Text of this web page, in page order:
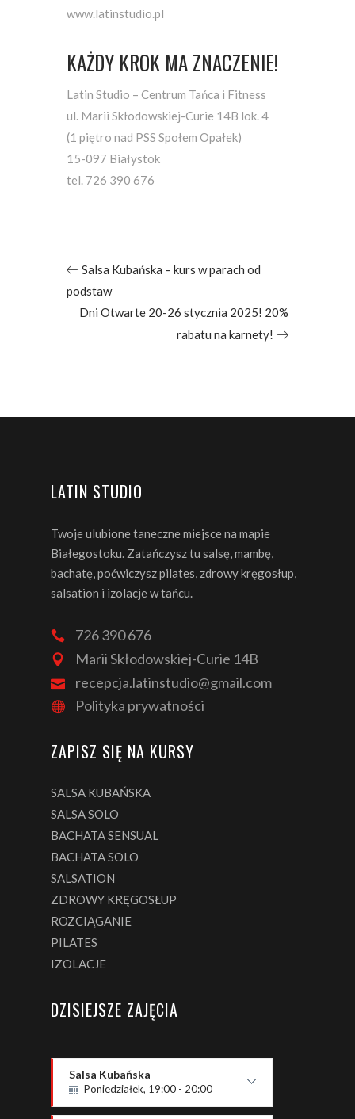
www.latinstudio.pl
KAŻDY KROK MA ZNACZENIE!
Latin Studio – Centrum Tańca i Fitness
ul. Marii Skłodowskiej-Curie 14B lok. 4
(1 piętro nad PSS Społem Opałek)
15-097 Białystok
tel. 726 390 676
Salsa Kubańska – kurs w parach od
podstaw
Dni Otwarte 20-26 stycznia 2025! 20%
rabatu na karnety!
LATIN STUDIO
Twoje ulubione taneczne miejsce na mapie
Białegostoku. Zatańczysz tu salsę, mambę,
bachatę, poćwiczysz pilates, zdrowy kręgosłup,
salsation i izolacje w tańcu.
726 390 676
Marii Skłodowskiej-Curie 14B
recepcja.latinstudio@gmail.com
Polityka prywatności
ZAPISZ SIĘ NA KURSY
SALSA KUBAŃSKA
SALSA SOLO
BACHATA SENSUAL
BACHATA SOLO
SALSATION
ZDROWY KRĘGOSŁUP
ROZCIĄGANIE
PILATES
IZOLACJE
DZISIEJSZE ZAJĘCIA
Salsa Kubańska
Poniedziałek, 19:00 - 20:00
P2 - podstawowy